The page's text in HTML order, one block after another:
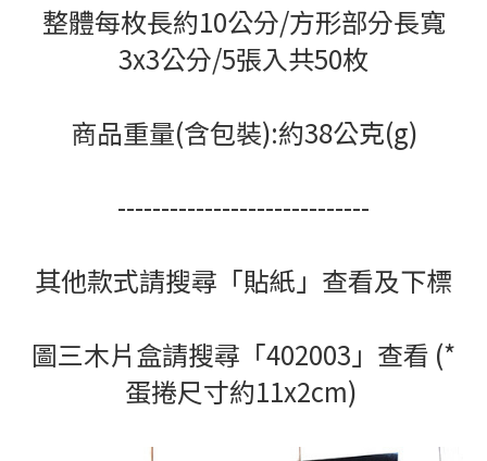
整體每枚長約10公分/方形部分長寬
3x3公分/5張入共50枚
商品重量(含包裝):約38公克(g)
-----------------------------
其他款式請搜尋「貼紙」查看及下標
圖三木片盒請搜尋「402003」查看 (*
蛋捲尺寸約11x2cm)